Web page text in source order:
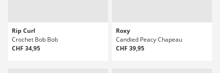
Rip Curl
Crochet Bob Bob
CHF 34,95
Roxy
Candied Peacy Chapeau
CHF 39,95